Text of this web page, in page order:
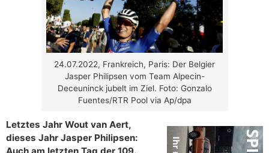
24.07.2022, Frankreich, Paris: Der Belgier
Jasper Philipsen vom Team Alpecin-
Deceuninck jubelt im Ziel. Foto: Gonzalo
Fuentes/RTR Pool via Ap/dpa
Letztes Jahr Wout van Aert,
dieses Jahr Jasper Philipsen: